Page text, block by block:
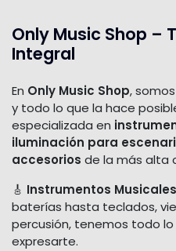
Only Music Shop –
Integral
En Only Music Shop,
y todo lo que la hace
especializada en
iluminación para
accesorios de la más alta
🎸 Instrumentos Musicales
baterías hasta teclados,
percusión, tenemos todo
expresarte.